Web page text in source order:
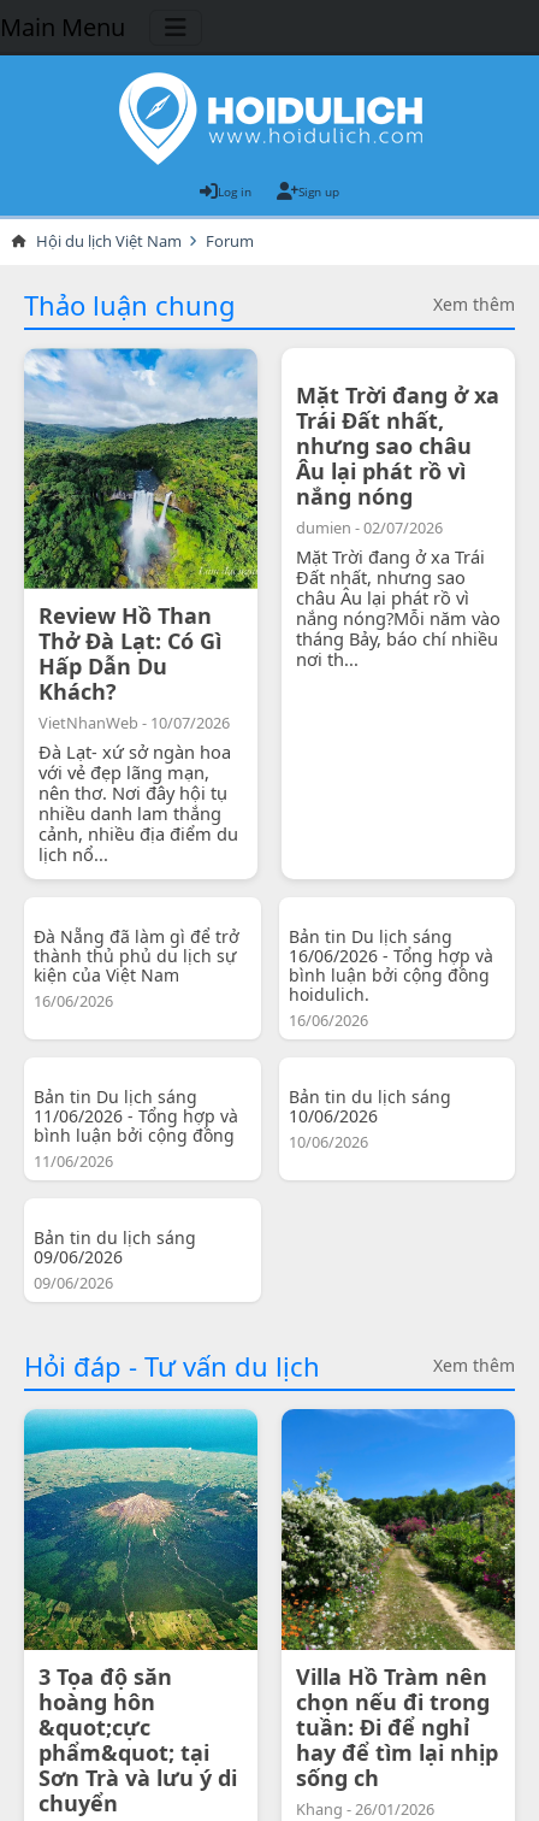
Main Menu
Log in Sign up
Hội du lịch Việt Nam Forum
Thảo luận chung Xem thêm
Review Hồ Than
Thở Đà Lạt: Có Gì
Hấp Dẫn Du
Khách?
VietNhanWeb - 10/07/2026
Đà Lạt- xứ sở ngàn hoa
với vẻ đẹp lãng mạn,
nên thơ. Nơi đây hội tụ
nhiều danh lam thắng
cảnh, nhiều địa điểm du
lịch nổ...
Mặt Trời đang ở xa
Trái Đất nhất,
nhưng sao châu
Âu lại phát rồ vì
nắng nóng
dumien - 02/07/2026
Mặt Trời đang ở xa Trái
Đất nhất, nhưng sao
châu Âu lại phát rồ vì
nắng nóng?Mỗi năm vào
tháng Bảy, báo chí nhiều
nơi th...
Đà Nẵng đã làm gì để trở
thành thủ phủ du lịch sự
kiện của Việt Nam
16/06/2026
Bản tin Du lịch sáng
16/06/2026 - Tổng hợp và
bình luận bởi cộng đồng
hoidulich.
16/06/2026
Bản tin Du lịch sáng
11/06/2026 - Tổng hợp và
bình luận bởi cộng đồng
11/06/2026
Bản tin du lịch sáng
10/06/2026
10/06/2026
Bản tin du lịch sáng
09/06/2026
09/06/2026
Hỏi đáp - Tư vấn du lịch Xem thêm
3 Tọa độ săn
hoàng hôn
&quot;cực
phẩm&quot; tại
Sơn Trà và lưu ý di
chuyển
Villa Hồ Tràm nên
chọn nếu đi trong
tuần: Đi để nghỉ
hay để tìm lại nhịp
sống ch
Khang - 26/01/2026